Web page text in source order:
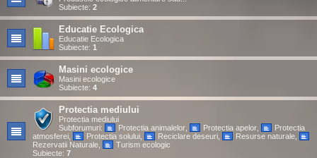
Subiecte: 2
Educatie Ecologica
Educatie Ecologica
Subiecte: 1
Masini ecologice
Masini ecologice
Subiecte: 4
Protectia mediului
Protectia mediului
Subforumuri:
Protectia animalelor, Protectia apelor,
Protectia
atmosferei
Protectia solului, Reciclare deseuri, Resurse naturale,
Rezervatii Naturale
Turism ecologic
Subiecte: 7